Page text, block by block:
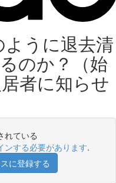
うに退去清
のか？（始
者に知らせ
れている
ンする必要があります.
に登録する